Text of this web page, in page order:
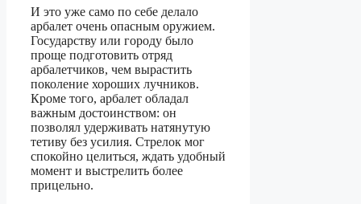
И это уже само по себе делало
арбалет очень опасным оружием.
Государству или городу было
проще подготовить отряд
арбалетчиков, чем вырастить
поколение хороших лучников.
Кроме того, арбалет обладал
важным достоинством: он
позволял удерживать натянутую
тетиву без усилия. Стрелок мог
спокойно целиться, ждать удобный
момент и выстрелить более
прицельно.